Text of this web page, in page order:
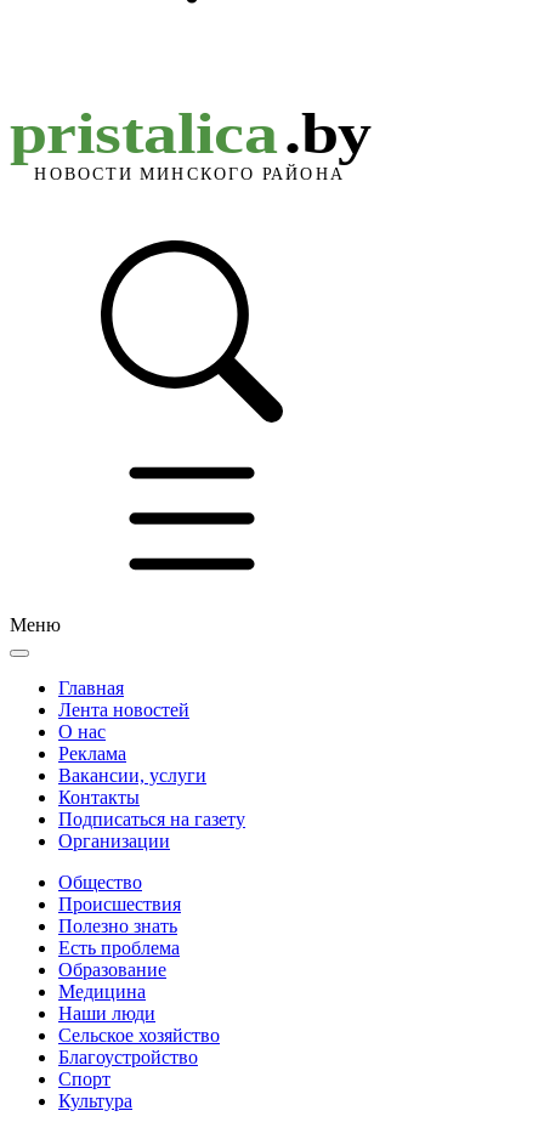
Меню
Главная
Лента новостей
О нас
Реклама
Вакансии, услуги
Контакты
Подписаться на газету
Организации
Общество
Происшествия
Полезно знать
Есть проблема
Образование
Медицина
Наши люди
Сельское хозяйство
Благоустройство
Спорт
Культура